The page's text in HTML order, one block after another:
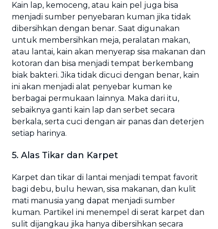
Kain lap, kemoceng, atau kain pel juga bisa
menjadi sumber penyebaran kuman jika tidak
dibersihkan dengan benar. Saat digunakan
untuk membersihkan meja, peralatan makan,
atau lantai, kain akan menyerap sisa makanan dan
kotoran dan bisa menjadi tempat berkembang
biak bakteri. Jika tidak dicuci dengan benar, kain
ini akan menjadi alat penyebar kuman ke
berbagai permukaan lainnya. Maka dari itu,
sebaiknya ganti kain lap dan serbet secara
berkala, serta cuci dengan air panas dan deterjen
setiap harinya.
5. Alas Tikar dan Karpet
Karpet dan tikar di lantai menjadi tempat favorit
bagi debu, bulu hewan, sisa makanan, dan kulit
mati manusia yang dapat menjadi sumber
kuman. Partikel ini menempel di serat karpet dan
sulit dijangkau jika hanya dibersihkan secara